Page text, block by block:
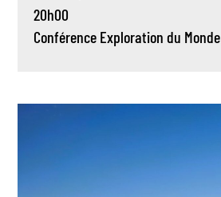
20h00
Conférence Exploration du Monde